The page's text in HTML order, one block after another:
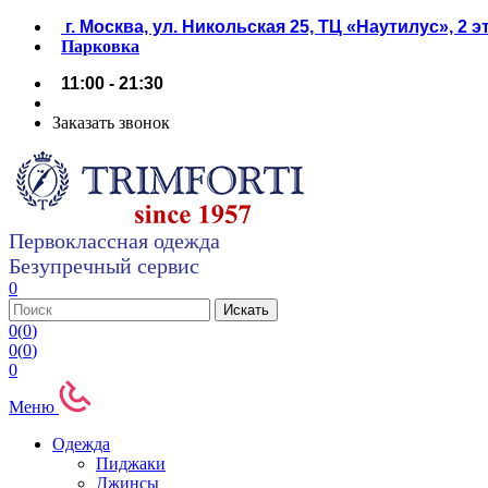
г. Москва, ул. Никольская 25, ТЦ «Наутилус», 2
Парковка
11:00 - 21:30
Заказать звонок
Первоклассная одежда
Безупречный сервис
0
0(0)
0(0)
0
Меню
Одежда
Пиджаки
Джинсы